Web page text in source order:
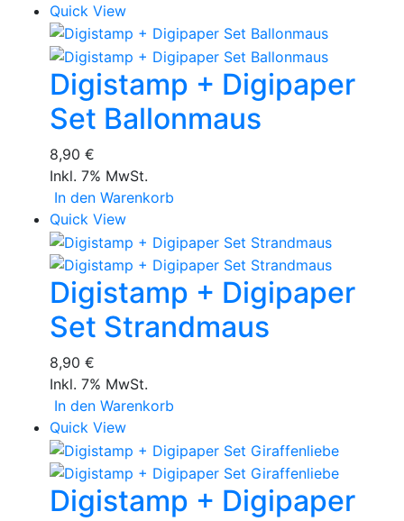
Quick View
Digistamp + Digipaper
Set Ballonmaus
8,90 €
Inkl. 7% MwSt.
In den Warenkorb
Quick View
Digistamp + Digipaper
Set Strandmaus
8,90 €
Inkl. 7% MwSt.
In den Warenkorb
Quick View
Digistamp + Digipaper